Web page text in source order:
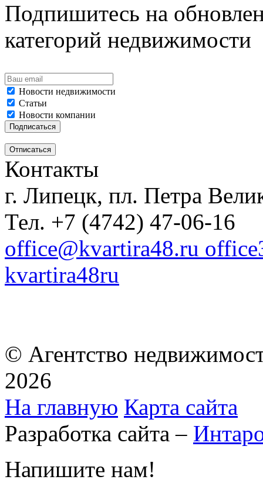
Подпишитесь на
категорий недвижимости
Новости недвижимости
Статьи
Новости компании
Контакты
г. Липецк, пл. Петра
Тел. +7 (4742) 47-06-16
office@kvartira48.ru
kvartira48ru
© Агентство
2026
На главную Карта сайта
Разработка сайта –
Напишите нам!